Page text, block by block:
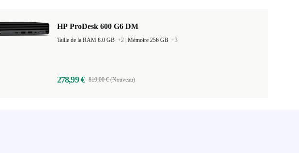
HP ProDesk 600 G6 DM
Taille de la RAM 8.0 GB +2 Mémoire 256 GB +3
278,99 € 819,00 € (Nouveau)